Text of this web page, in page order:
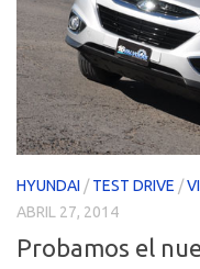
HYUNDAI /TEST DRIVE /
ABRIL 27, 2014
Probamos el